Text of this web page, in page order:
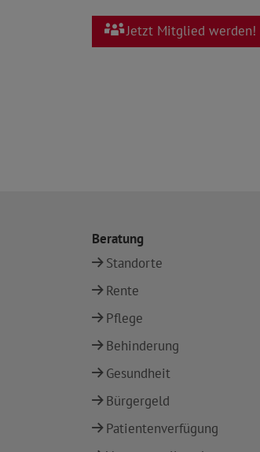
Jetzt Mitglied werden!
Beratung
Standorte
Rente
Pflege
Behinderung
Gesundheit
Bürgergeld
Patientenverfügung